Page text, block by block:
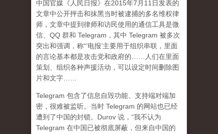
中国官媒《人民日报》在2015年7月11日发表的
文章中公开抨击和抹黑当时被逮捕的多名维权律
师，文章中提到律师和访民使用的通信工具是微
信、QQ 群和 Telegram，其中 Telegram 被多次
突出和强调，称“‘电报’主要用于组织串联，里面
的言论基本都是攻击党和政府的……人们在里面
策划、组织各种声援活动，可以设定时间删除图
片和文字……
Telegram 包含了信息自毁功能、支持端对端加
密，很难被监听。当时 Telegram 的网站也已经
遭到了中国的封锁。Durov 说，“我不认为
Telegram 在中国已被彻底屏蔽，但来自中国的